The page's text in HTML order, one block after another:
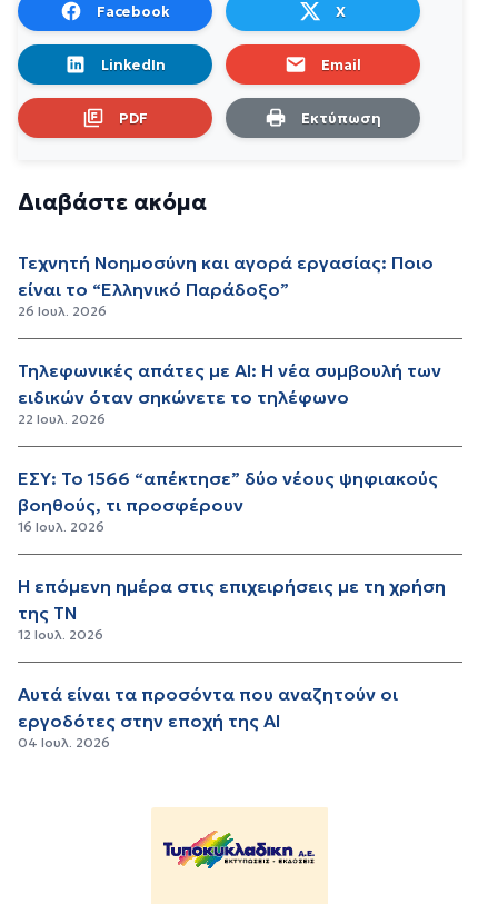
Facebook X
LinkedIn Email
PDF Εκτύπωση
Διαβάστε ακόμα
Τεχνητή Νοημοσύνη και αγορά εργασίας: Ποιο
είναι το “Ελληνικό Παράδοξο”
26 Ιουλ. 2026
Τηλεφωνικές απάτες με AI: Η νέα συμβουλή των
ειδικών όταν σηκώνετε το τηλέφωνο
22 Ιουλ. 2026
ΕΣΥ: Το 1566 “απέκτησε” δύο νέους ψηφιακούς
βοηθούς, τι προσφέρουν
16 Ιουλ. 2026
Η επόμενη ημέρα στις επιχειρήσεις με τη χρήση
της ΤΝ
12 Ιουλ. 2026
Αυτά είναι τα προσόντα που αναζητούν οι
εργοδότες στην εποχή της ΑΙ
04 Ιουλ. 2026